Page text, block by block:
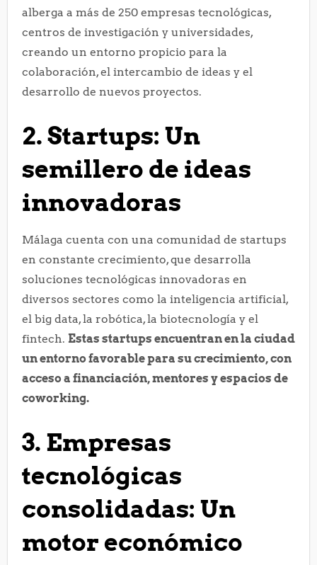
alberga a más de 250 empresas tecnológicas,
centros de investigación y universidades,
creando un entorno propicio para la
colaboración, el intercambio de ideas y el
desarrollo de nuevos proyectos.
2. Startups: Un
semillero de ideas
innovadoras
Málaga cuenta con una comunidad de startups
en constante crecimiento, que desarrolla
soluciones tecnológicas innovadoras en
diversos sectores como la inteligencia artificial,
el big data, la robótica, la biotecnología y el
fintech. Estas startups encuentran en la ciudad
un entorno favorable para su crecimiento, con
acceso a financiación, mentores y espacios de
coworking.
3. Empresas
tecnológicas
consolidadas: Un
motor económico